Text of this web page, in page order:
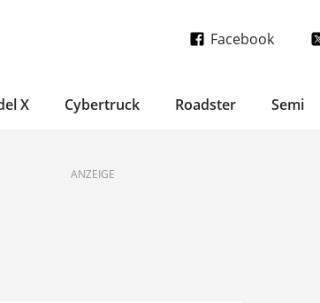
Facebook
X Cybertruck Roadster Semi
ANZEIGE